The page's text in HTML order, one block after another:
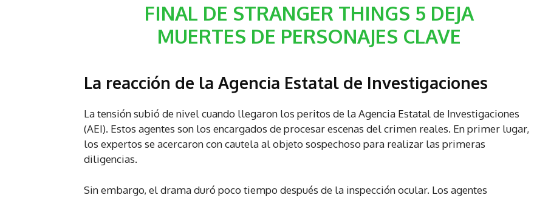
FINAL DE STRANGER THINGS 5 DEJA
MUERTES DE PERSONAJES CLAVE
La reacción de la Agencia Estatal de Investigaciones
La tensión subió de nivel cuando llegaron los peritos de la Agencia Estatal de Investigaciones
(AEI). Estos agentes son los encargados de procesar escenas del crimen reales. En primer lugar,
los expertos se acercaron con cautela al objeto sospechoso para realizar las primeras
diligencias.
Sin embargo, el drama duró poco tiempo después de la inspección ocular. Los agentes